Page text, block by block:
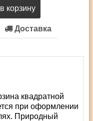
корзину
Доставка
квадратной
при оформлении
Природный